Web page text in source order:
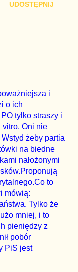
UDOSTĘPNIJ
i
o ich
tylko straszy i
vitro. Oni nie
żeby partia
na biedne
nałożonymi
to
mówią:
Tylko że
mniej, i to
pieniędzy z
pobór
PiS jest